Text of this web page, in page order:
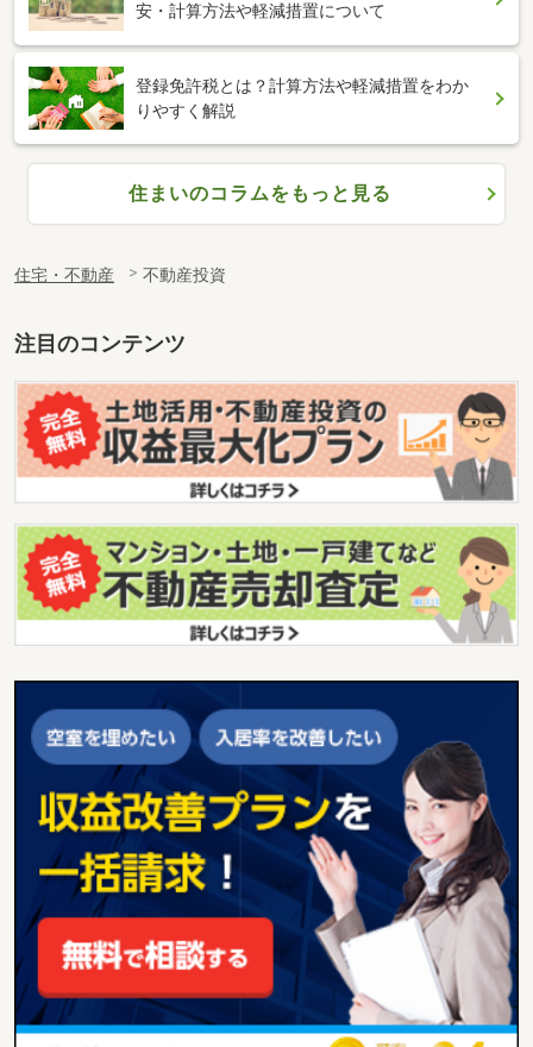
安・計算方法や軽減措置について
登録免許税とは？計算方法や軽減措置をわか
りやすく解説
住まいのコラムをもっと見る
住宅・不動産 不動産投資
注目のコンテンツ